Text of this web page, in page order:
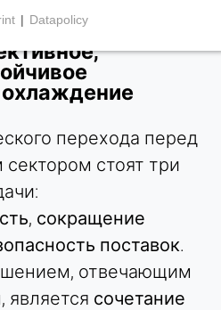
перехода перед
стоят три
, сокращение
поставок.
отвечающим
является сочетание
основной
например, для
настроек
| Datapolicy